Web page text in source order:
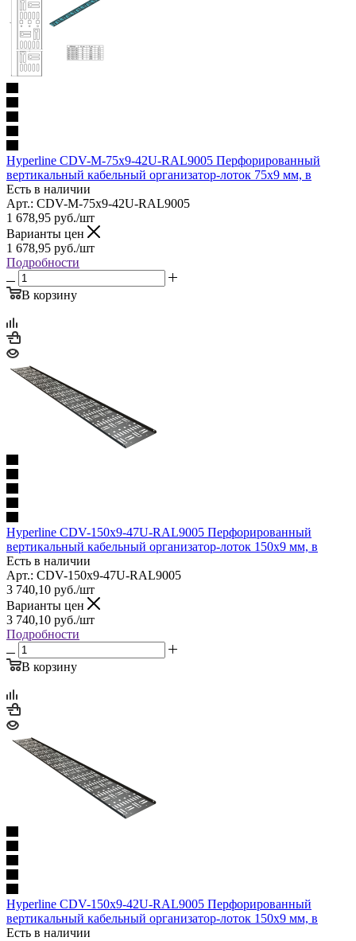
Hyperline CDV-M-75x9-42U-RAL9005 Перфорированный
вертикальный кабельный организатор-лоток 75х9 мм, в
Есть в наличии
Арт.: CDV-M-75x9-42U-RAL9005
1 678,95 руб./шт
Варианты цен
1 678,95 руб./шт
Подробности
В корзину
Hyperline CDV-150x9-47U-RAL9005 Перфорированный
вертикальный кабельный организатор-лоток 150х9 мм, в
Есть в наличии
Арт.: CDV-150x9-47U-RAL9005
3 740,10 руб./шт
Варианты цен
3 740,10 руб./шт
Подробности
В корзину
Hyperline CDV-150x9-42U-RAL9005 Перфорированный
вертикальный кабельный организатор-лоток 150х9 мм, в
Есть в наличии